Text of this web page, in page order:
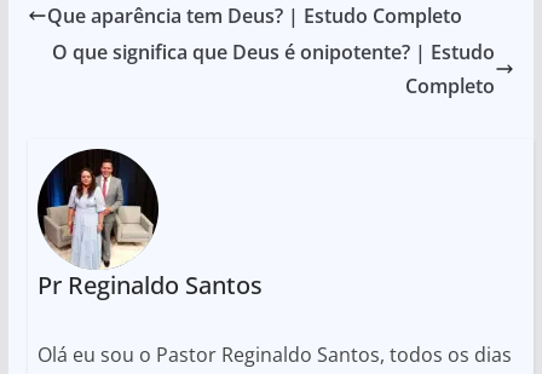
Que aparência tem Deus? | Estudo Completo
O que significa que Deus é onipotente? | Estudo
Completo
Pr Reginaldo Santos
Olá eu sou o Pastor Reginaldo Santos, todos os dias